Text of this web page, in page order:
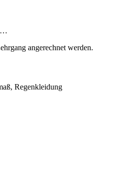
angerechnet werden.
Regenkleidung